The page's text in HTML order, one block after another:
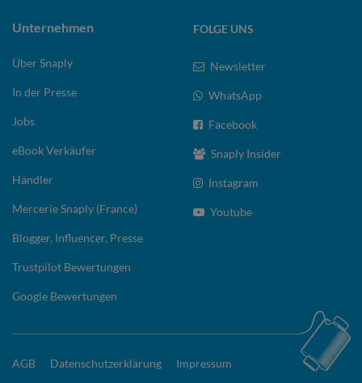
Unternehmen
Über Snaply
In der Presse
Jobs
eBook Verkäufer
Händler
Mercerie Snaply (France)
Blogger, Influencer, Presse
Trustpilot Bewertungen
Google Bewertungen
FOLGE UNS
Newsletter
WhatsApp
Facebook
Snaply Insider
Instagram
Youtube
AGB Datenschutzerklärung Impressum